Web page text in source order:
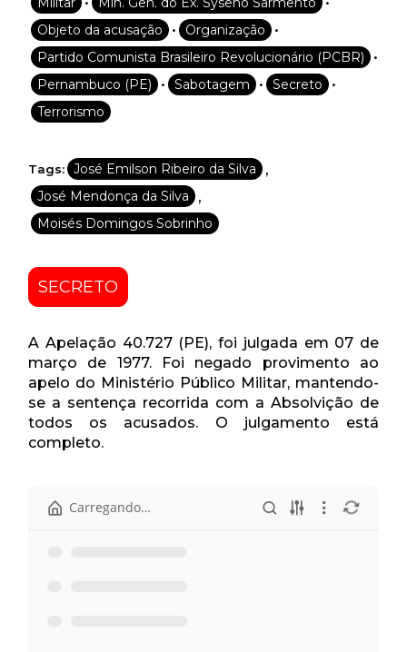
Objeto da acusação • Organização •
Partido Comunista Brasileiro Revolucionário (PCBR) •
Pernambuco (PE) • Sabotagem • Secreto •
Terrorismo
Tags: José Emilson Ribeiro da Silva ,
José Mendonça da Silva ,
Moisés Domingos Sobrinho
SECRETO
A Apelação 40.727 (PE), foi julgada em 07 de
março de 1977. Foi negado provimento ao
apelo do Ministério Público Militar, mantendo-
se a sentença recorrida com a Absolvição de
todos os acusados. O julgamento está
completo.
Carregando…